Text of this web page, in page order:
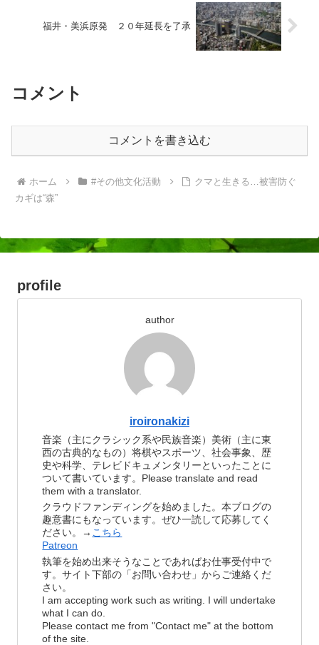
福井・美浜原発 ２０年延長を了承
コメント
コメントを書き込む
ホーム #その他文化活動
クマと生きる…被害防ぐ
カギは“森”
profile
author
iroironakizi
音楽（主にクラシック系や民族音楽）美術（主に東
西の古典的なもの）将棋やスポーツ、社会事象、歴
史や科学、テレビドキュメンタリーといったことに
ついて書いています。Please translate and read
them with a translator.
クラウドファンディングを始めました。本ブログの
趣意書にもなっています。ぜひ一読して応募してく
ださい。→ こちら
Patreon
執筆を始め出来そうなことであればお仕事受付中で
す。サイト下部の「お問い合わせ」からご連絡くだ
さい。
I am accepting work such as writing. I will undertake
what I can do.
Please contact me from "Contact me" at the bottom
of the site.